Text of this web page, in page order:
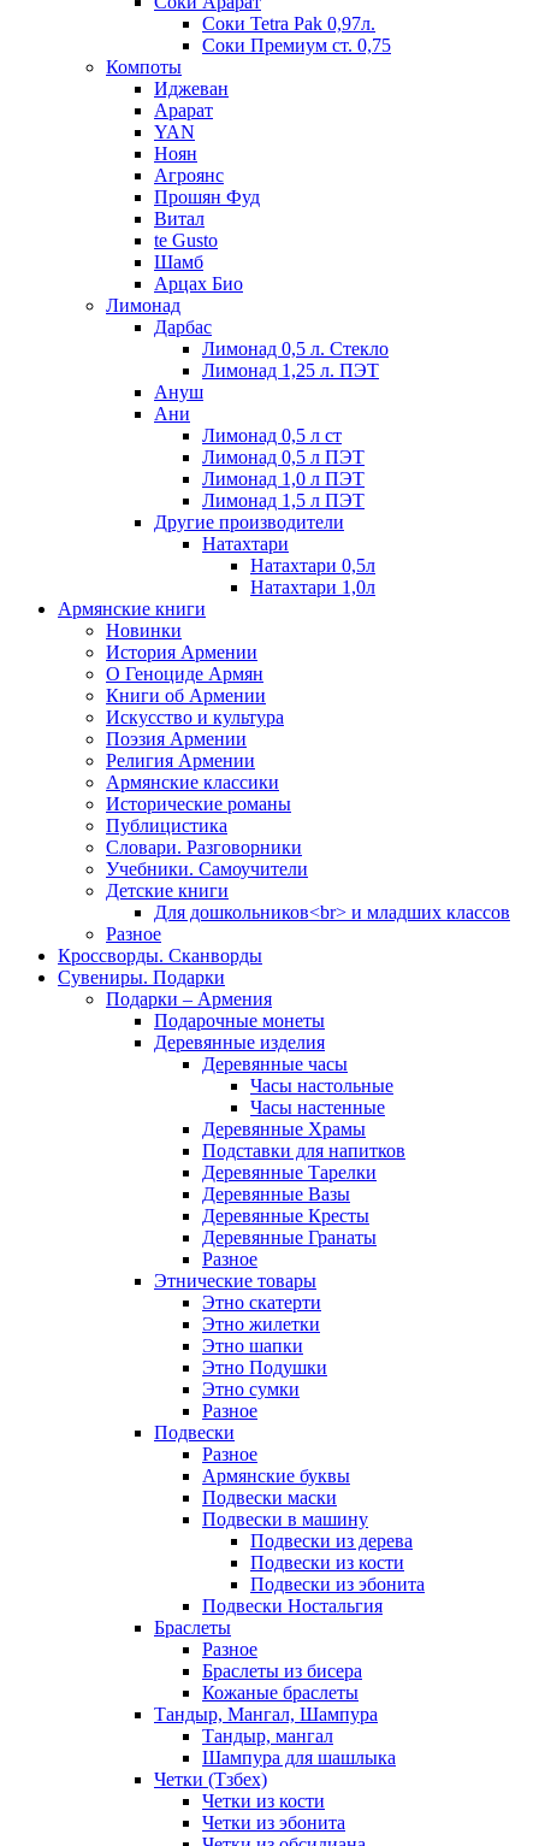
Соки Tetra Pak 0,97л.
Соки Премиум ст. 0,75
Компоты
Иджеван
Арарат
YAN
Ноян
Агроянс
Прошян Фуд
Витал
te Gusto
Шамб
Арцах Био
Лимонад
Дарбас
Лимонад 0,5 л. Стекло
Лимонад 1,25 л. ПЭТ
Ануш
Ани
Лимонад 0,5 л ст
Лимонад 0,5 л ПЭТ
Лимонад 1,0 л ПЭТ
Лимонад 1,5 л ПЭТ
Другие производители
Натахтари
Натахтари 0,5л
Натахтари 1,0л
Армянские книги
Новинки
История Армении
О Геноциде Армян
Книги об Армении
Иcкусство и культура
Поэзия Армении
Религия Армении
Армянские классики
Исторические романы
Публицистика
Словари. Разговорники
Учебники. Самоучители
Детские книги
Для дошкольников<br> и младших классов
Разное
Кроссворды. Сканворды
Сувениры. Подарки
Подарки – Армения
Подарочные монеты
Деревянные изделия
Деревянные часы
Часы настольные
Часы настенные
Деревянные Храмы
Подставки для напитков
Деревянные Тарелки
Деревянные Вазы
Деревянные Кресты
Деревянные Гранаты
Разное
Этнические товары
Этно скатерти
Этно жилетки
Этно шапки
Этно Подушки
Этно сумки
Разное
Подвески
Разное
Армянские буквы
Подвески маски
Подвески в машину
Подвески из дерева
Подвески из кости
Подвески из эбонита
Подвески Ностальгия
Браслеты
Разное
Браслеты из бисера
Кожаные браслеты
Тандыр, Мангал, Шампура
Тандыр, мангал
Шампура для шашлыка
Четки (Тзбех)
Четки из кости
Четки из эбонита